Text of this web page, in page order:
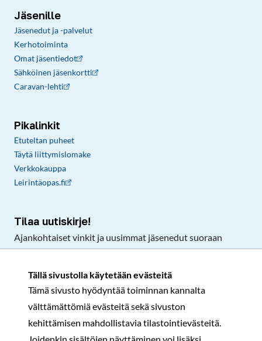
Tällä sivustolla käytetään evästeitä
Tämä sivusto hyödyntää toiminnan kannalta
välttämättömiä evästeitä sekä sivuston
kehittämisen mahdollistavia tilastointievästeitä.
Jäsenille
Jäsenedut ja -palvelut
Kerhotoiminta
Omat jäsentiedot
Sähköinen jäsenkortti
Caravan-lehti
Pikalinkit
Etuteltan puheet
Täytä liittymislomake
Verkkokauppa
Leirintäopas.fi
Tilaa uutiskirje!
Ajankohtaiset vinkit ja uusimmat jäsenedut suoraan